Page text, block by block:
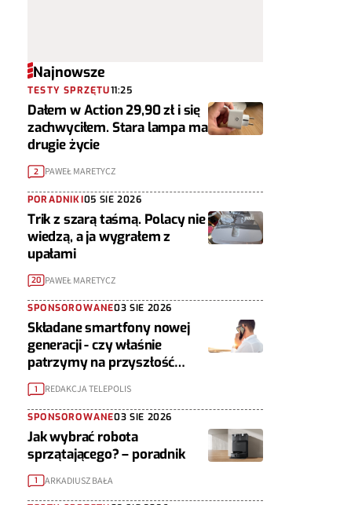
Najnowsze
TESTY SPRZĘTU11:25
Dałem w Action 29,90 zł i się
zachwyciłem. Stara lampa ma
drugie życie
2 PAWEŁ MARETYCZ
PORADNIKI05 SIE 2026
Trik z szarą taśmą. Polacy nie
wiedzą, a ja wygrałem z
upałami
20 PAWEŁ MARETYCZ
SPONSOROWANE03 SIE 2026
Składane smartfony nowej
generacji - czy właśnie
patrzymy na przyszłość
urządzeń mobilnych?
1 REDAKCJA TELEPOLIS
SPONSOROWANE03 SIE 2026
Jak wybrać robota
sprzątającego? – poradnik
1 ARKADIUSZ BAŁA